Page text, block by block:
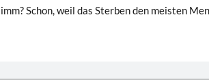
Schon, weil das Sterben den meisten